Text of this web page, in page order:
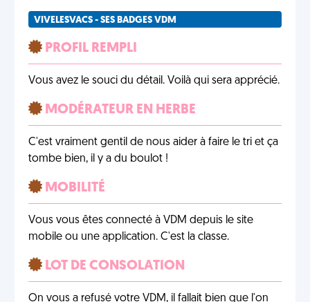
VIVELESVACS - SES BADGES VDM
PROFIL REMPLI
Vous avez le souci du détail. Voilà qui sera apprécié.
MODÉRATEUR EN HERBE
C'est vraiment gentil de nous aider à faire le tri et ça
tombe bien, il y a du boulot !
MOBILITÉ
Vous vous êtes connecté à VDM depuis le site
mobile ou une application. C'est la classe.
LOT DE CONSOLATION
On vous a refusé votre VDM, il fallait bien que l'on